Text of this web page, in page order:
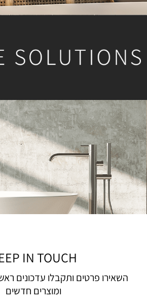
IN TOUCH
השאירו פרטים ותקבלו עדכונים
ומוצרים חדשים